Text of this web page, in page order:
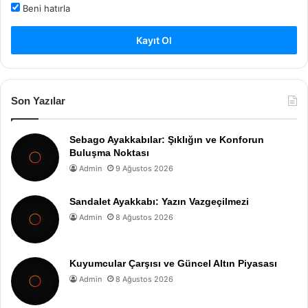
Beni hatırla
Kayıt Ol
Son Yazılar
Sebago Ayakkabılar: Şıklığın ve Konforun
Buluşma Noktası
Admin 9 Ağustos 2026
Sandalet Ayakkabı: Yazın Vazgeçilmezi
Admin 8 Ağustos 2026
Kuyumcular Çarşısı ve Güncel Altın Piyasası
Admin 8 Ağustos 2026